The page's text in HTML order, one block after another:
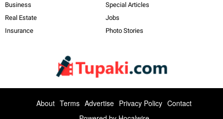
Business
Real Estate
Insurance
Special Articles
Jobs
Photo Stories
About Terms Advertise Privacy Policy Contact